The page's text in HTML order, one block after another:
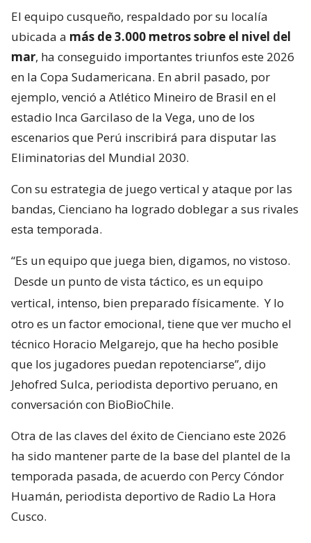
El equipo cusqueño, respaldado por su localía
ubicada a más de 3.000 metros sobre el nivel del
mar, ha conseguido importantes triunfos este 2026
en la Copa Sudamericana. En abril pasado, por
ejemplo, venció a Atlético Mineiro de Brasil en el
estadio Inca Garcilaso de la Vega, uno de los
escenarios que Perú inscribirá para disputar las
Eliminatorias del Mundial 2030.
Con su estrategia de juego vertical y ataque por las
bandas, Cienciano ha logrado doblegar a sus rivales
esta temporada.
“Es un equipo que juega bien, digamos, no vistoso.
Desde un punto de vista táctico, es un equipo
vertical, intenso, bien preparado físicamente. Y lo
otro es un factor emocional, tiene que ver mucho el
técnico Horacio Melgarejo, que ha hecho posible
que los jugadores puedan repotenciarse”, dijo
Jehofred Sulca, periodista deportivo peruano, en
conversación con BioBioChile.
Otra de las claves del éxito de Cienciano este 2026
ha sido mantener parte de la base del plantel de la
temporada pasada, de acuerdo con Percy Cóndor
Huamán, periodista deportivo de Radio La Hora
Cusco.